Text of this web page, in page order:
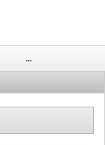
...